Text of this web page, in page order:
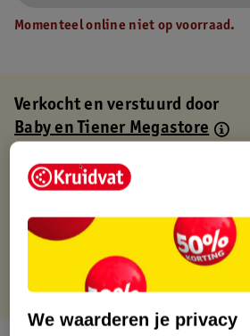
Momenteel online niet op voorraad.
Verkocht en verstuurd door
Baby en Tiener Megastore
Binnen 1 werkdag verstuurd
Gratis thuisbezorgd
Gratis punten met je Kruidvat kaart
We waarderen je privacy